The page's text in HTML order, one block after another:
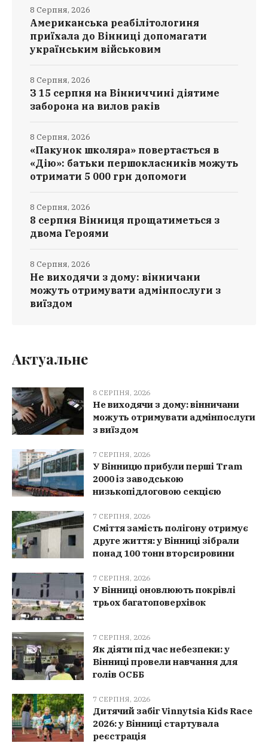
Американська реабілітологиня
приїхала до Вінниці допомагати
українським військовим
8 Серпня, 2026
З 15 серпня на Вінниччині діятиме
заборона на вилов раків
8 Серпня, 2026
«Пакунок школяра» повертається в
«Дію»: батьки першокласників можуть
отримати 5 000 грн допомоги
8 Серпня, 2026
8 серпня Вінниця прощатиметься з
двома Героями
8 Серпня, 2026
Не виходячи з дому: вінничани
можуть отримувати адмінпослуги з
виїздом
8 Серпня, 2026
Актуальне
8 СЕРПНЯ, 2026
Не виходячи з дому: вінничани
можуть отримувати адмінпослуги
з виїздом
7 СЕРПНЯ, 2026
У Вінницю прибули перші Tram
2000 із заводською
низькопідлоговою секцією
7 СЕРПНЯ, 2026
Сміття замість полігону отримує
друге життя: у Вінниці зібрали
понад 100 тонн вторсировини
7 СЕРПНЯ, 2026
У Вінниці оновлюють покрівлі
трьох багатоповерхівок
7 СЕРПНЯ, 2026
Як діяти під час небезпеки: у
Вінниці провели навчання для
голів ОСББ
7 СЕРПНЯ, 2026
Дитячий забіг Vinnytsia Kids Race
2026: у Вінниці стартувала
реєстрація